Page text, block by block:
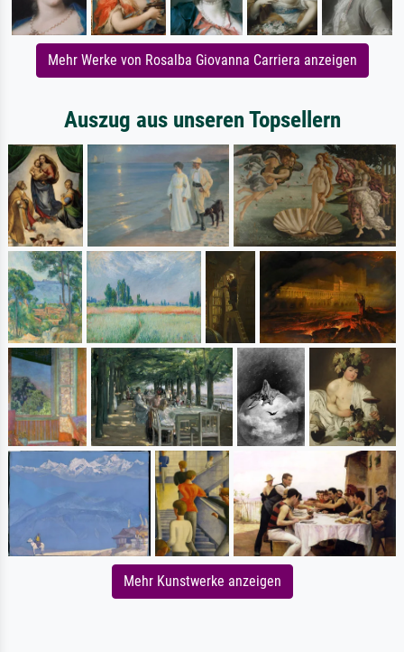
Mehr Werke von Rosalba Giovanna Carriera anzeigen
Auszug aus unseren Topsellern
Mehr Kunstwerke anzeigen